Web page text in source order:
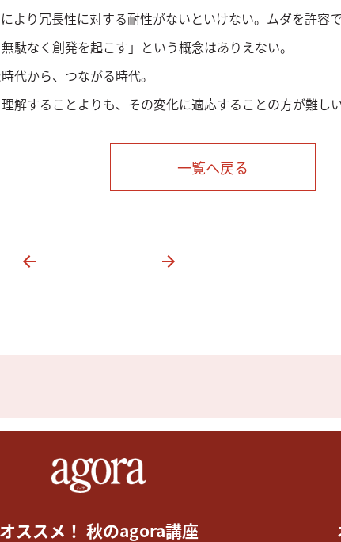
より冗長性に対する耐性がないといけない。ムダを許容
無駄なく創発を起こす」という概念はありえない。
代から、つながる時代。
解することよりも、その変化に適応することの方が難し
一覧へ戻る
オススメ！ 秋のagora講座